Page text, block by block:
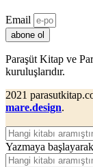
Email
abone ol
Paraşüt Kitap ve
kuruluşlarıdır.
2021
mare.design.
Yazmaya